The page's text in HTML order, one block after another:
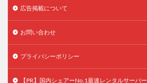
広告掲載について
お問い合わせ
プライバシーポリシー
【PR】国内シェアーNo.1最速レンタルサーバー